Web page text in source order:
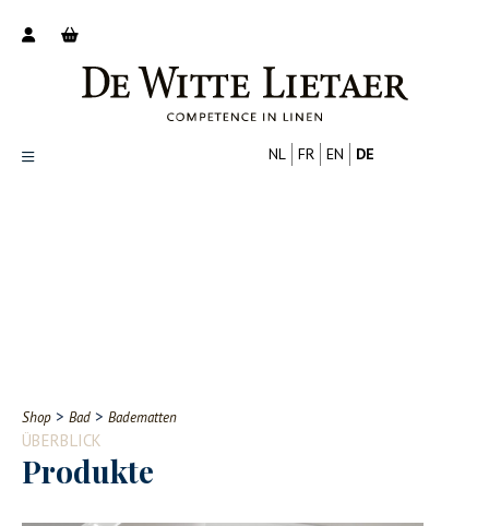
Contact
NL FR EN DE
Shop > Bad > Badematten
ÜBERBLICK
Produkte